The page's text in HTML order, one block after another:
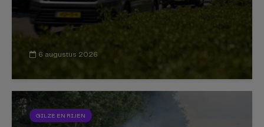
6 augustus 2026
GILZE EN RIJEN